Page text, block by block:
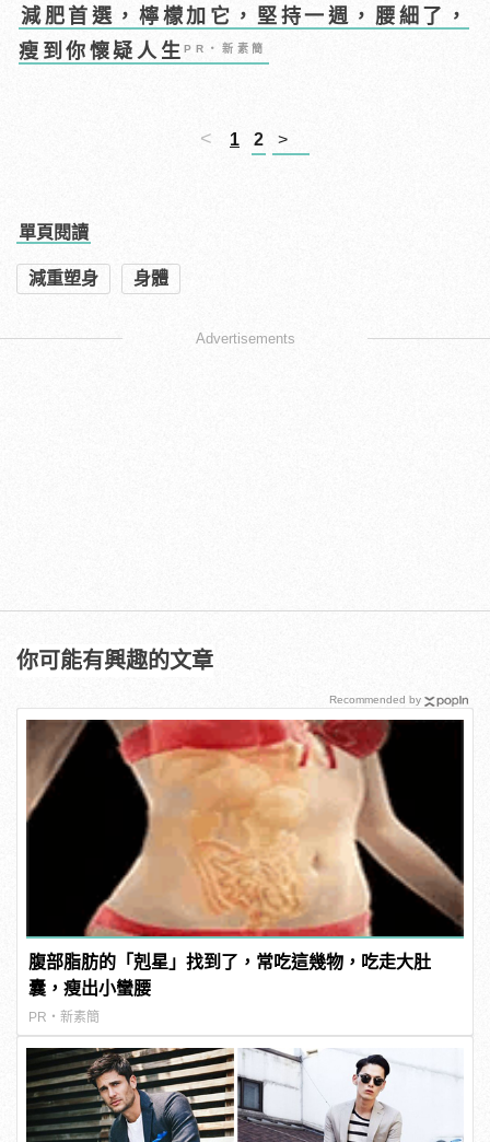
減肥首選，檸檬加它，堅持一週，腰細了，
瘦到你懷疑人生PR・新素簡
< 1 2 >
單頁閱讀
減重塑身 身體
Advertisements
你可能有興趣的文章
腹部脂肪的「剋星」找到了，常吃這幾物，吃走大肚
囊，瘦出小蠻腰
PR・新素簡
Recommended by